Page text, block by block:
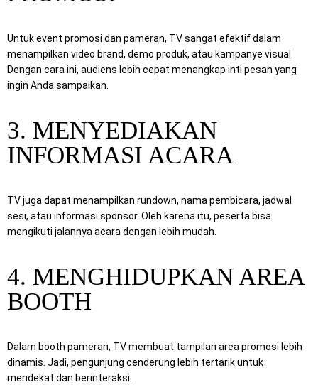
Untuk event promosi dan pameran, TV sangat efektif dalam
menampilkan video brand, demo produk, atau kampanye visual.
Dengan cara ini, audiens lebih cepat menangkap inti pesan yang
ingin Anda sampaikan.
3. MENYEDIAKAN
INFORMASI ACARA
TV juga dapat menampilkan rundown, nama pembicara, jadwal
sesi, atau informasi sponsor. Oleh karena itu, peserta bisa
mengikuti jalannya acara dengan lebih mudah.
4. MENGHIDUPKAN AREA
BOOTH
Dalam booth pameran, TV membuat tampilan area promosi lebih
dinamis. Jadi, pengunjung cenderung lebih tertarik untuk
mendekat dan berinteraksi.